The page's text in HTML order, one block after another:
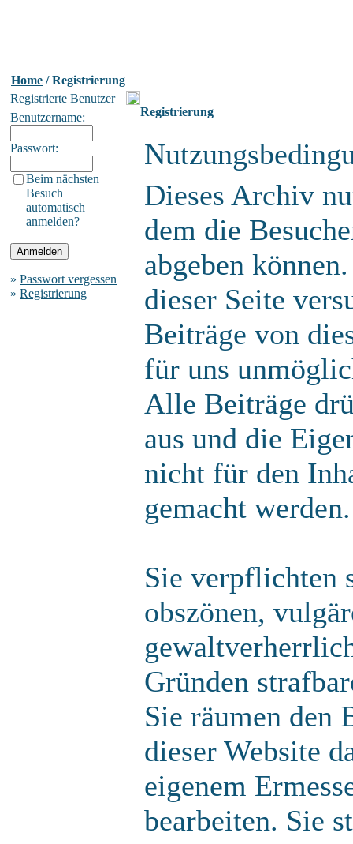
Home / Registrierung
Registrierte Benutzer
Benutzername:
Passwort:
Beim nächsten
Besuch
automatisch
anmelden?
» Passwort vergessen
» Registrierung
Registrierung
Dieses Archiv
dem die
abgeben
dieser Seite
Beiträge von
für uns
Alle Beiträge
aus und die
nicht für den
gemacht werden.
Sie verpflichten
obszönen,
Gründen
Sie räumen den
dieser Website
eigenem
bearbeiten. Sie